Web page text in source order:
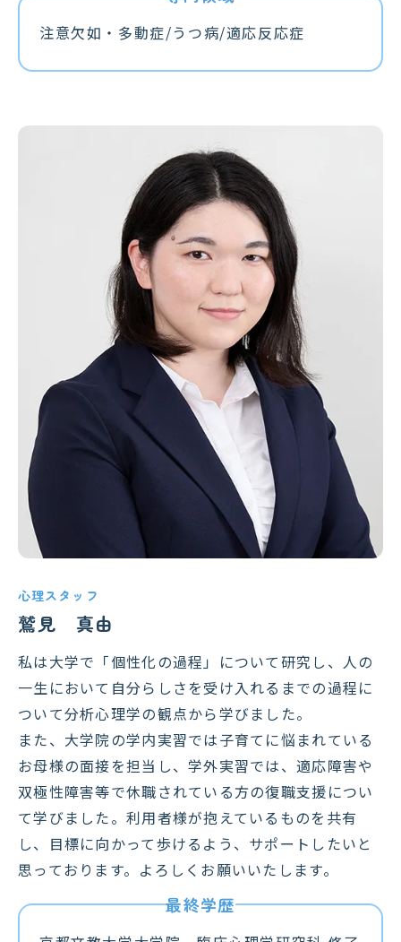
注意欠如・多動症/うつ病/適応反応症
心理スタッフ
鷲見 真由
私は大学で「個性化の過程」について研究し、人の
一生において自分らしさを受け入れるまでの過程に
ついて分析心理学の観点から学びました。
また、大学院の学内実習では子育てに悩まれている
お母様の面接を担当し、学外実習では、適応障害や
双極性障害等で休職されている方の復職支援につい
て学びました。利用者様が抱えているものを共有
し、目標に向かって歩けるよう、サポートしたいと
思っております。よろしくお願いいたします。